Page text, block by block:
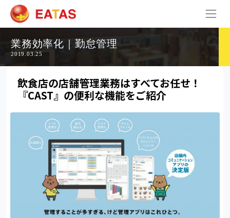
業務効率化｜勤怠管理
2019.03.25
飲食店の店舗管理業務はすべてお任せ！
『CAST』の便利な機能をご紹介